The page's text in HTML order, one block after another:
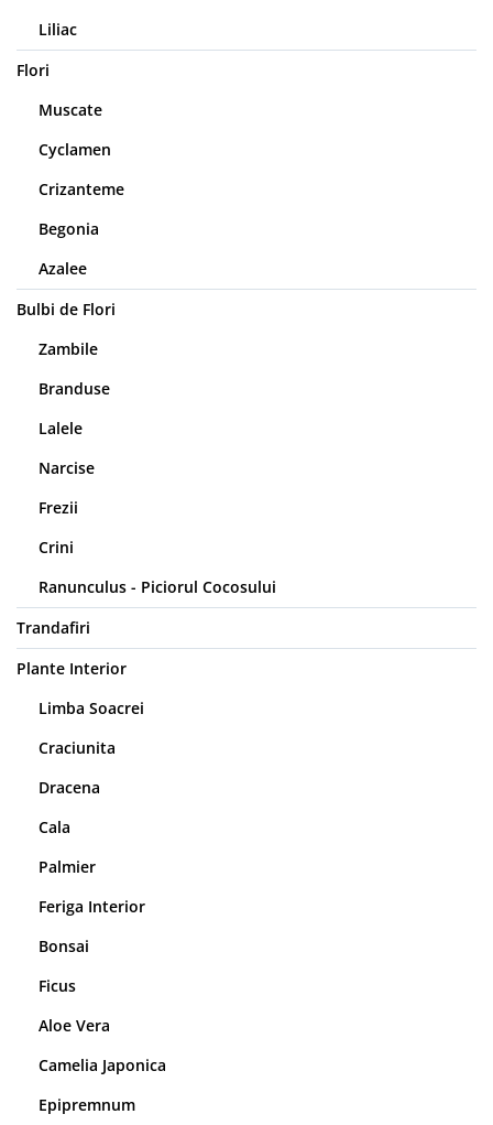
Liliac
Flori
Muscate
Cyclamen
Crizanteme
Begonia
Azalee
Bulbi de Flori
Zambile
Branduse
Lalele
Narcise
Frezii
Crini
Ranunculus - Piciorul Cocosului
Trandafiri
Plante Interior
Limba Soacrei
Craciunita
Dracena
Cala
Palmier
Feriga Interior
Bonsai
Ficus
Aloe Vera
Camelia Japonica
Epipremnum